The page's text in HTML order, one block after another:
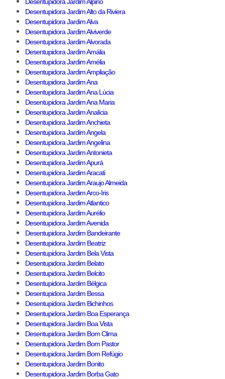
Desentupidora Jardim Alpino
Desentupidora Jardim Alto da Riviera
Desentupidora Jardim Alva
Desentupidora Jardim Alviverde
Desentupidora Jardim Alvorada
Desentupidora Jardim Amália
Desentupidora Jardim Amélia
Desentupidora Jardim Ampliação
Desentupidora Jardim Ana
Desentupidora Jardim Ana Lúcia
Desentupidora Jardim Ana Maria
Desentupidora Jardim Analícia
Desentupidora Jardim Anchieta
Desentupidora Jardim Angela
Desentupidora Jardim Angelina
Desentupidora Jardim Antonieta
Desentupidora Jardim Apurá
Desentupidora Jardim Aracati
Desentupidora Jardim Araujo Almeida
Desentupidora Jardim Arco-Iris
Desentupidora Jardim Atlantico
Desentupidora Jardim Aurélio
Desentupidora Jardim Avenida
Desentupidora Jardim Bandeirante
Desentupidora Jardim Beatriz
Desentupidora Jardim Bela Vista
Desentupidora Jardim Belato
Desentupidora Jardim Belcito
Desentupidora Jardim Bélgica
Desentupidora Jardim Bessa
Desentupidora Jardim Bichinhos
Desentupidora Jardim Boa Esperança
Desentupidora Jardim Boa Vista
Desentupidora Jardim Bom Clima
Desentupidora Jardim Bom Pastor
Desentupidora Jardim Bom Refúgio
Desentupidora Jardim Bonito
Desentupidora Jardim Borba Gato